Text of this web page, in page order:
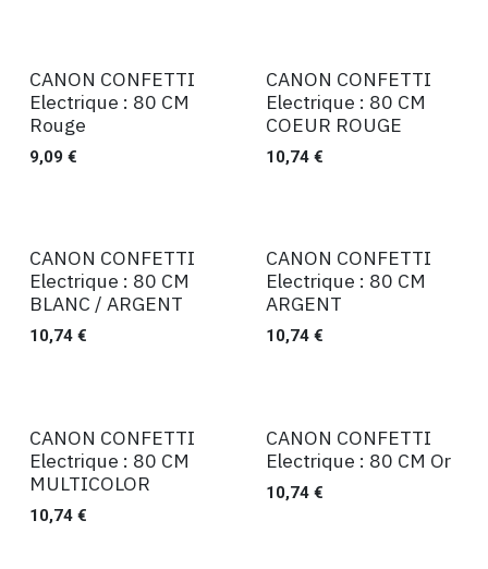
Ventes
CANON CONFETTI
Electrique : 80 CM
Rouge
9,09 €
Ventes
CANON CONFETTI
Electrique : 80 CM
COEUR ROUGE
10,74€
Ventes
CANON CONFETTI
Electrique : 80 CM
BLANC / ARGENT
10,74 €
Ventes
CANON CONFETTI
Electrique : 80 CM
ARGENT
10,74€
Ventes
CANON CONFETTI
Electrique : 80 CM
MULTICOLOR
10,74 €
Ventes
CANON CONFETTI
Electrique : 80 CM Or
10,74€